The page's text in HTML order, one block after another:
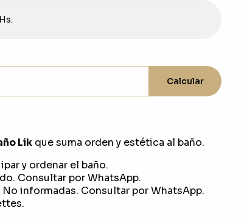
Calcular
Likque suma orden y estética al baño.
y ordenar el baño.
Consultar por WhatsApp.
No informadas. Consultar por WhatsApp.